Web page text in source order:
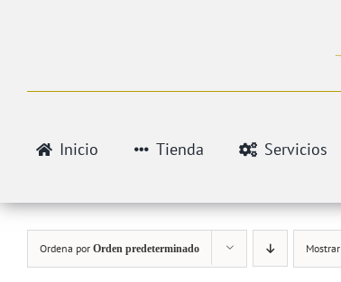
Inicio Tienda Servicios
Ordena por Orden predeterminado Mostrar